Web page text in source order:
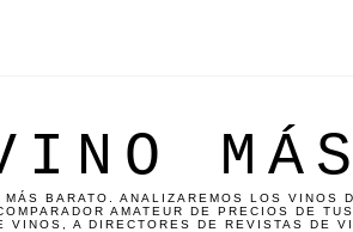
BARATO. ANALIZAREMOS LOS
AMATEUR DE PRECIOS DE
VINOS, A DIRECTORES DE REVISTAS DE